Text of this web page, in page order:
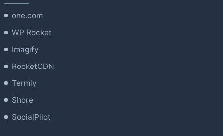
one.com
WP Rocket
Imagify
RocketCDN
Termly
Shore
SocialPilot